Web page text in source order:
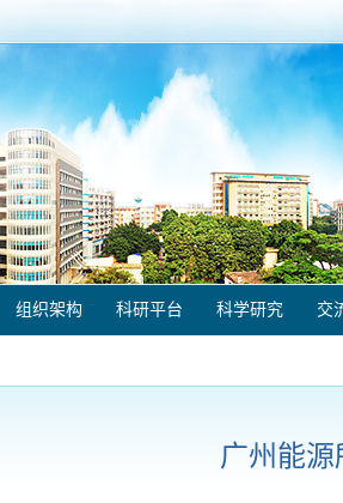
组织架构 科研平台 科学研究 交
广州能源